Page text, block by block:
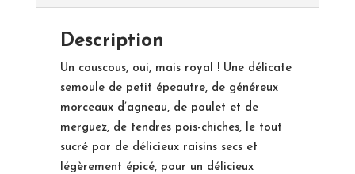
Description
Un couscous, oui, mais royal ! Une délicate
semoule de petit épeautre, de généreux
morceaux d’agneau, de poulet et de
merguez, de tendres pois-chiches, le tout
sucré par de délicieux raisins secs et
légèrement épicé, pour un délicieux